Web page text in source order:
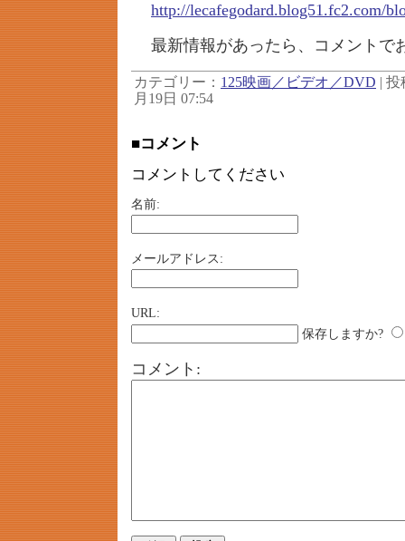
http://lecafegodard.blog51.fc2.com/
最新情報があったら、コメントで
カテゴリー： 125映画／ビデオ／DVD | 投
月19日 07:54
■コメント
コメントしてください
名前:
メールアドレス:
URL:
保存しますか?
コメント: